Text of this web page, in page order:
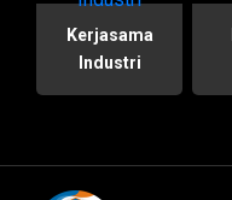
Kerjasama
Industri